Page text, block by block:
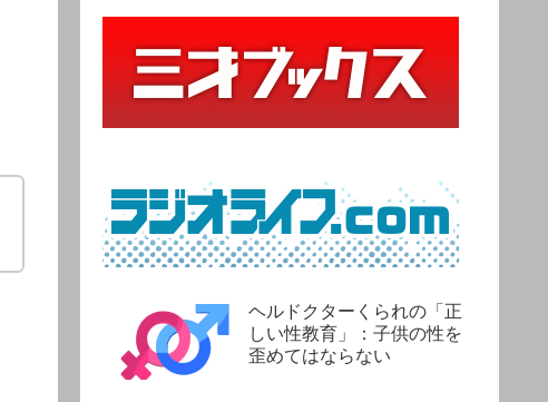
ヘルドクターくられの「正
しい性教育」：子供の性を
歪めてはならない